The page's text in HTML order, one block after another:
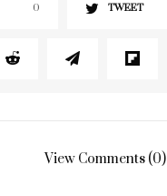
0 TWEET
View Comments (0)